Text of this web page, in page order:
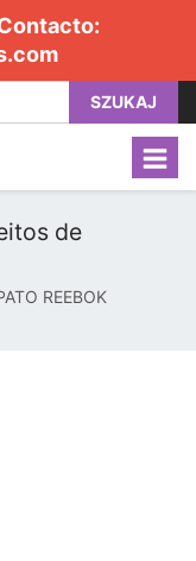
SZUKAJ
de
REEBOK